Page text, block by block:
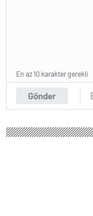
Gönder
En az 10 karakter gerekli